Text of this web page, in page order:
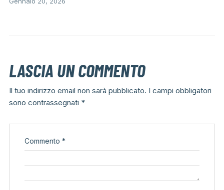
LASCIA UN COMMENTO
Il tuo indirizzo email non sarà pubblicato. I campi obbligatori
sono contrassegnati *
Commento *